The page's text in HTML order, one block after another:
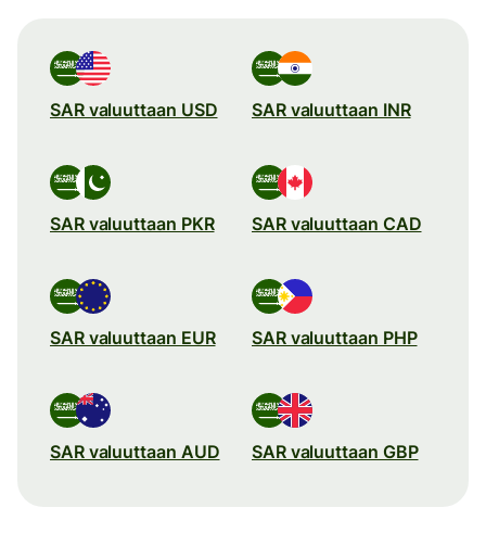
SAR valuuttaan USD SAR valuuttaan INR
SAR valuuttaan PKR SAR valuuttaan CAD
SAR valuuttaan EUR SAR valuuttaan PHP
SAR valuuttaan AUD SAR valuuttaan GBP